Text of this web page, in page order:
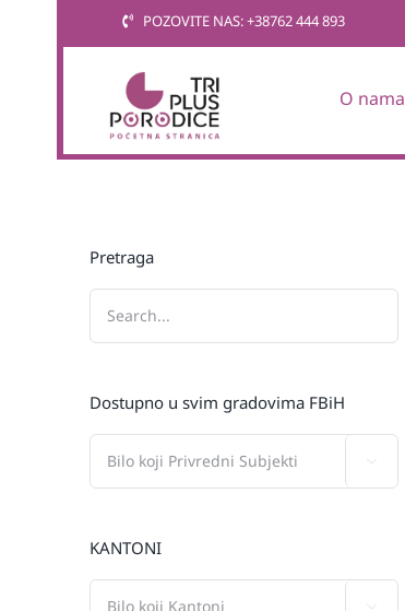
POZOVITE NAS: +38762 444 893
O nama
Pretraga
Dostupno u svim gradovima FBiH
KANTONI